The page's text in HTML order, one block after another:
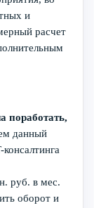
и
расчет
поработать,
данный
руб. в мес.
оборот и